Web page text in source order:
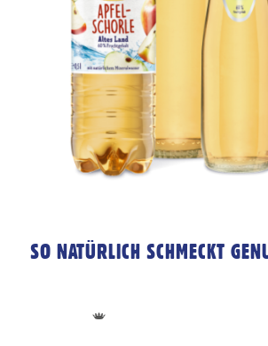
SO NATÜRLICH SCHMECKT